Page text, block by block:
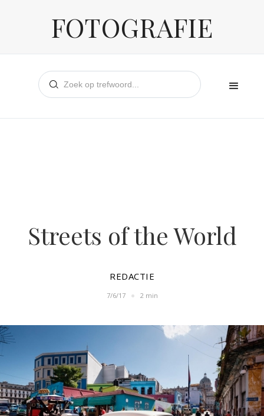
FOTOGRAFIE
Streets of the World
REDACTIE
7/6/17 2 min